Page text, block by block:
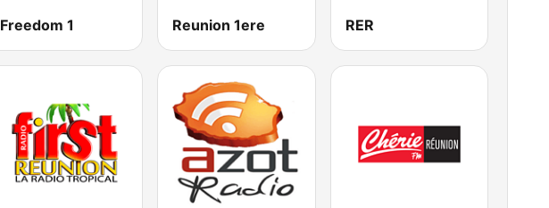
Freedom 1 Reunion 1ere RER